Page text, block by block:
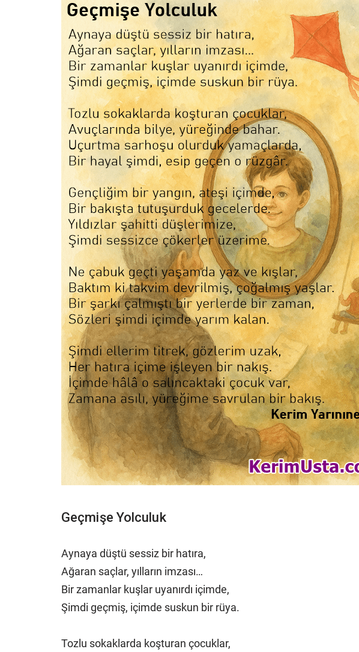
Geçmişe Yolculuk
Aynaya düştü sessiz bir hatıra,
Ağaran saçlar, yılların imzası…
Bir zamanlar kuşlar uyanırdı içimde,
Şimdi geçmiş, içimde suskun bir rüya.
Tozlu sokaklarda koşturan çocuklar,